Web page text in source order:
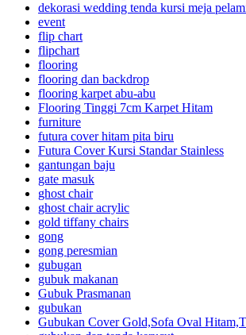
dekorasi wedding tenda kursi meja
event
flip chart
flipchart
flooring
flooring dan backdrop
flooring karpet abu-abu
Flooring Tinggi 7cm Karpet Hitam
furniture
futura cover hitam pita biru
Futura Cover Kursi Standar Stainless
gantungan baju
gate masuk
ghost chair
ghost chair acrylic
gold tiffany chairs
gong
gong peresmian
gubugan
gubuk makanan
Gubuk Prasmanan
gubukan
Gubukan Cover Gold,Sofa Oval